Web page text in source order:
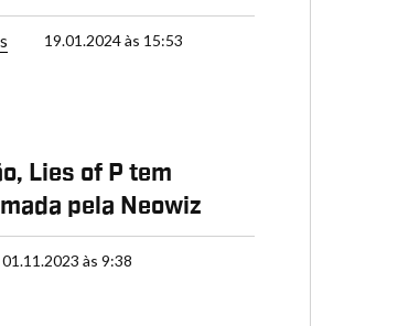
19.01.2024 às 15:53
Lies of P tem
pela Neowiz
01.11.2023 às 9:38